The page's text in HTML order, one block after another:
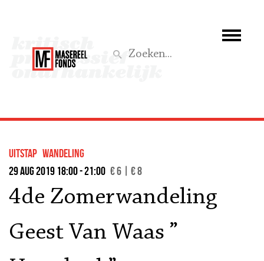
Wat we doen
Steun ons
Aktief
uitstap wandeling
29 aug 2019 18:00 - 21:00 € 6 | € 8
4de Zomerwandeling
Geest Van Waas ”